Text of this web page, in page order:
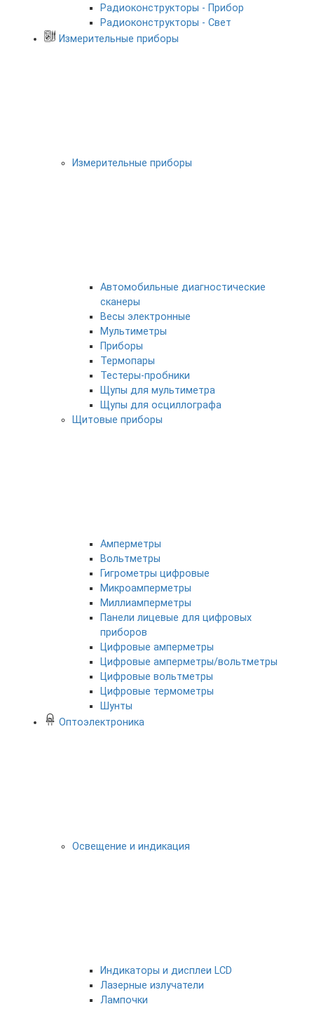
Радиоконструкторы - Прибор
Радиоконструкторы - Свет
Измерительные приборы
Измерительные приборы
Автомобильные диагностические
сканеры
Весы электронные
Мультиметры
Приборы
Термопары
Тестеры-пробники
Щупы для мультиметра
Щупы для осциллографа
Щитовые приборы
Амперметры
Вольтметры
Гигрометры цифровые
Микроамперметры
Миллиамперметры
Панели лицевые для цифровых
приборов
Цифровые амперметры
Цифровые амперметры/вольтметры
Цифровые вольтметры
Цифровые термометры
Шунты
Оптоэлектроника
Освещение и индикация
Индикаторы и дисплеи LCD
Лазерные излучатели
Лампочки